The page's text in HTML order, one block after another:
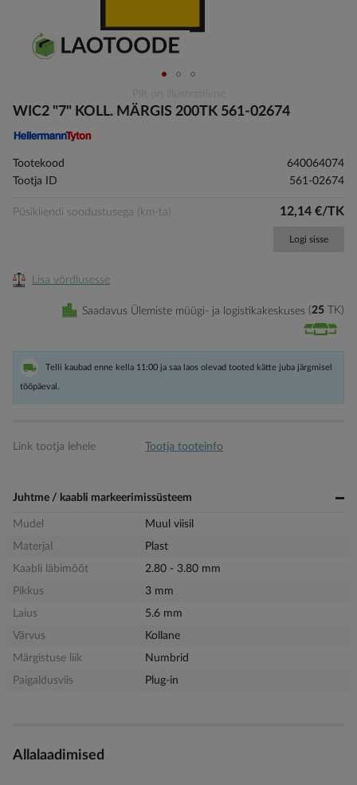
to
beginning
of
images
gallery
WIC2 "7" KOLL. MÄRGIS 200TK 561-02674
Tootekood
640064074
Tootja ID
561-02674
Püsikliendi soodustusega (km-ta) 12,14 €/TK
Logi sisse
Lisa võrdlusesse
Saadavus Ülemiste müügi- ja logistikakeskuses 25 TK
Telli kaubad enne kella 11:00 ja saa laos olevad tooted kätte juba järgmisel
tööpäeval.
Link tootja lehele Tootja tooteinfo
Juhtme / kaabli markeerimissüsteem
Mudel
Muul viisil
Materjal
Plast
Kaabli läbimõõt
2.80 - 3.80 mm
Pikkus
3 mm
Laius
5.6 mm
Värvus
Kollane
Märgistuse liik
Numbrid
Paigaldusviis
Plug-in
Allalaadimised